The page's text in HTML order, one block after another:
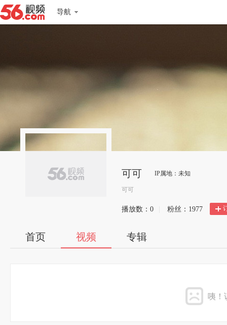
导航
可可 IP属地：未知
可可
播放数： 0 粉丝： 1977
首页 视频 专辑
咦！